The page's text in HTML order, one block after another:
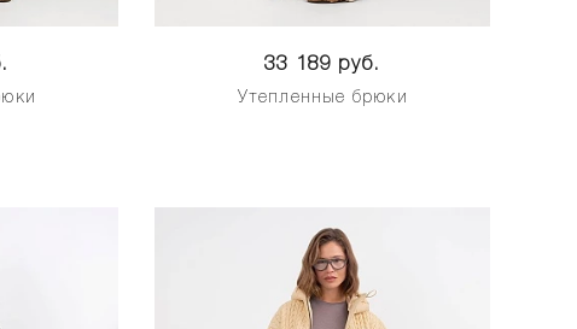
33 189 руб.
Утепленные брюки